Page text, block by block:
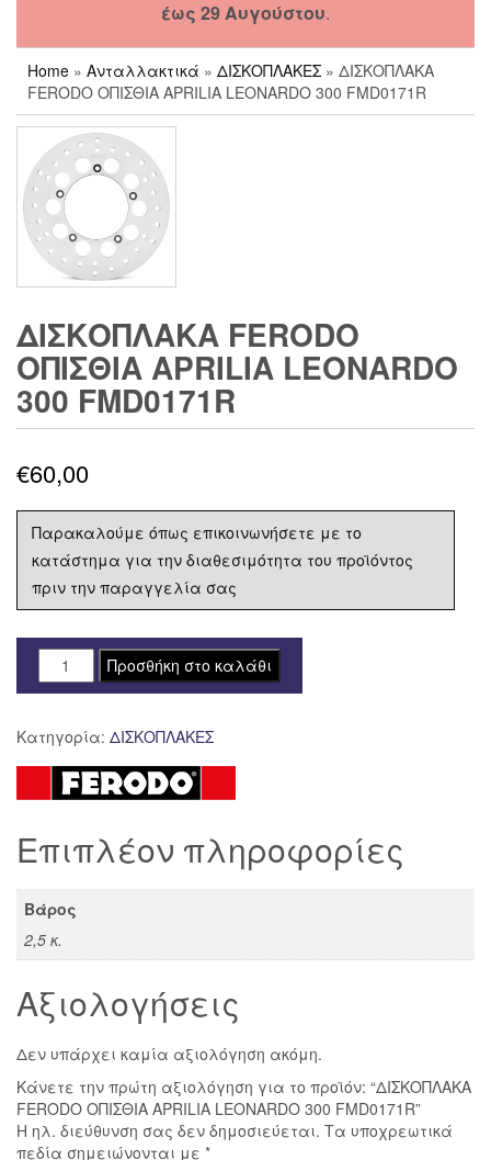
έως 29 Αυγούστου.
Home » Ανταλλακτικά » ΔΙΣΚΟΠΛΑΚΕΣ » ΔΙΣΚΟΠΛΑΚΑ
FERODO ΟΠΙΣΘΙΑ APRILIA LEONARDO 300 FMD0171R
ΔΙΣΚΟΠΛΑΚΑ FERODO
ΟΠΙΣΘΙΑ APRILIA LEONARDO
300 FMD0171R
€60,00
Παρακαλούμε όπως επικοινωνήσετε με το
κατάστημα για την διαθεσιμότητα του προϊόντος
πριν την παραγγελία σας
ΔΙΣΚΟΠΛΑΚΑ
FERODO
APRILIA
LEONARDO
300
ποσότητα
Προσθήκη στο καλάθι
Κατηγορία: ΔΙΣΚΟΠΛΑΚΕΣ
Επιπλέον πληροφορίες
Βάρος
2,5 κ.
Αξιολογήσεις
Δεν υπάρχει καμία αξιολόγηση ακόμη.
Κάνετε την πρώτη αξιολόγηση για το προϊόν: “ΔΙΣΚΟΠΛΑΚΑ
FERODO ΟΠΙΣΘΙΑ APRILIA LEONARDO 300 FMD0171R”
Η ηλ. διεύθυνση σας δεν δημοσιεύεται. Τα υποχρεωτικά
πεδία σημειώνονται με *